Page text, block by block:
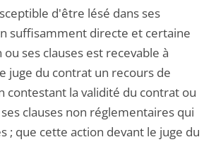
d'être lésé dans ses
suffisamment directe et certaine
ou ses clauses est recevable à
juge du contrat un recours de
contestant la validité du contrat ou
clauses non réglementaires qui
; que cette action devant le juge du